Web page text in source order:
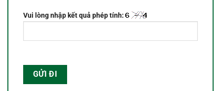
Vui lòng nhập kết quả phép tính: